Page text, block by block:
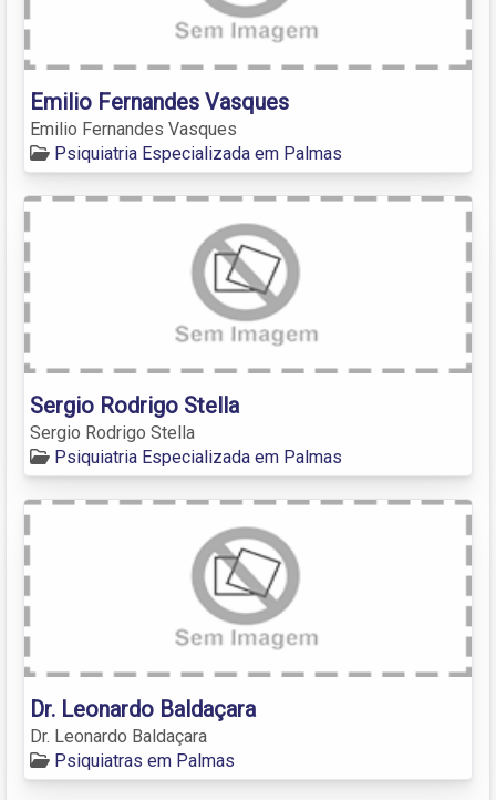
Emilio Fernandes Vasques
Emilio Fernandes Vasques
Psiquiatria Especializada em Palmas
Sergio Rodrigo Stella
Sergio Rodrigo Stella
Psiquiatria Especializada em Palmas
Dr. Leonardo Baldaçara
Dr. Leonardo Baldaçara
Psiquiatras em Palmas